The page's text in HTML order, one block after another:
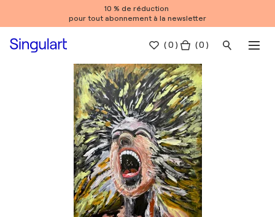
10 % de réduction
pour tout abonnement à la newsletter
(0 ) ( 0 )